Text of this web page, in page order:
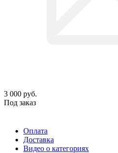
3 000 руб.
Под заказ
Оплата
Доставка
Видео о категориях